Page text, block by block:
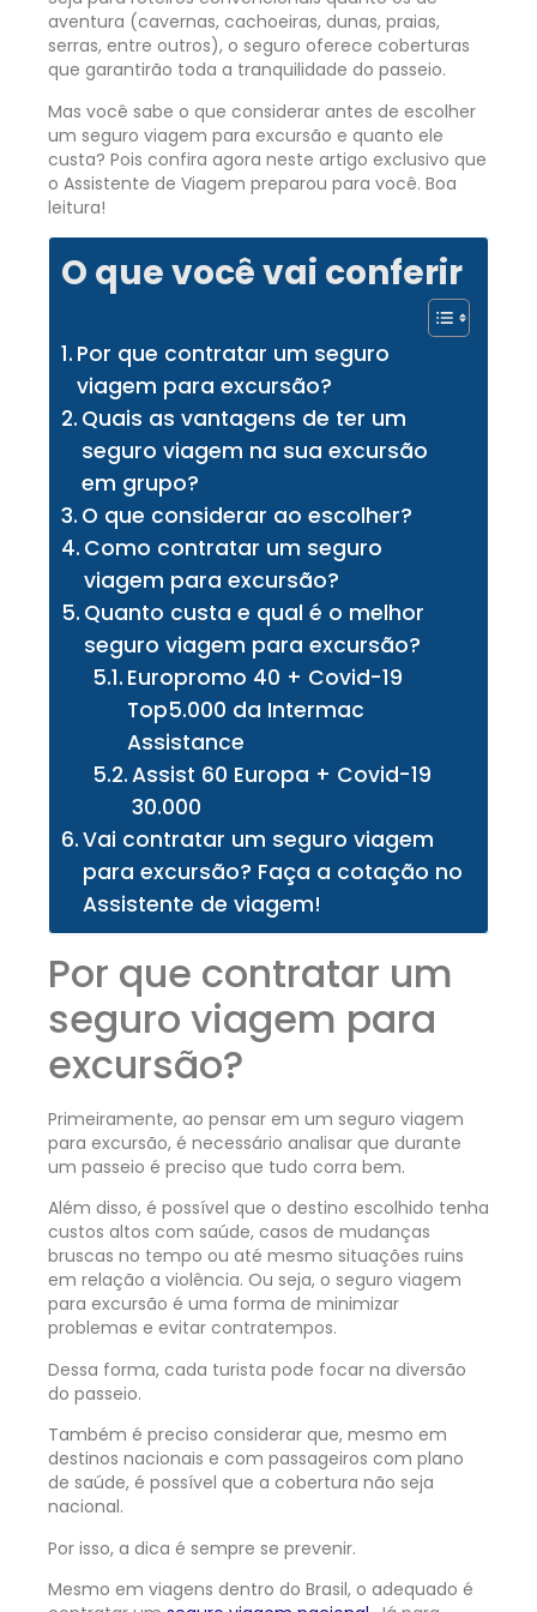
aventura (cavernas, cachoeiras, dunas, praias,
serras, entre outros), o seguro oferece coberturas
que garantirão toda a tranquilidade do passeio.
Mas você sabe o que considerar antes de escolher
um seguro viagem para excursão e quanto ele
custa? Pois confira agora neste artigo exclusivo que
o Assistente de Viagem preparou para você. Boa
leitura!
O que você vai conferir
Por que contratar um seguro
viagem para excursão?
Quais as vantagens de ter um
seguro viagem na sua excursão
em grupo?
O que considerar ao escolher?
Como contratar um seguro
viagem para excursão?
Quanto custa e qual é o melhor
seguro viagem para excursão?
Europromo 40 + Covid-19
Top5.000 da Intermac
Assistance
Assist 60 Europa + Covid-19
30.000
Vai contratar um seguro viagem
para excursão? Faça a cotação no
Assistente de viagem!
Por que contratar um
seguro viagem para
excursão?
Primeiramente, ao pensar em um seguro viagem
para excursão, é necessário analisar que durante
um passeio é preciso que tudo corra bem.
Além disso, é possível que o destino escolhido tenha
custos altos com saúde, casos de mudanças
bruscas no tempo ou até mesmo situações ruins
em relação a violência. Ou seja, o seguro viagem
para excursão é uma forma de minimizar
problemas e evitar contratempos.
Dessa forma, cada turista pode focar na diversão
do passeio.
Também é preciso considerar que, mesmo em
destinos nacionais e com passageiros com plano
de saúde, é possível que a cobertura não seja
nacional.
Por isso, a dica é sempre se prevenir.
Mesmo em viagens dentro do Brasil, o adequado é